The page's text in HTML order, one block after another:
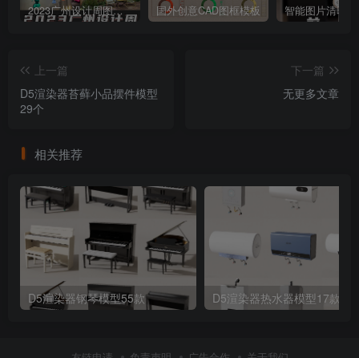
2023广州设计周图集更新至8000多张高清图+联系方式 国外创意CAD图框模板
上一篇
D5渲染器苔藓小品摆件模型
29个
下一篇
无更多文章
相关推荐
D5渲染器钢琴模型55款 D5渲染器热水器模型17款